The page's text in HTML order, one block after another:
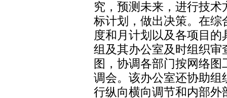
究，预测未来，进行技
标计划，做出决策。在
度和月计划以及各项目
组及其办公室及时组织
图，协调各部门按网络
调会。该办公室还协助
行纵向横向调节和内部